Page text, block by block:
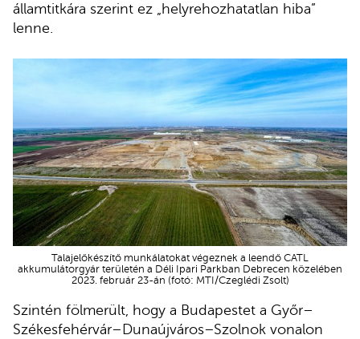
államtitkára szerint ez „helyrehozhatatlan hiba”
lenne.
Talajelőkészítő munkálatokat végeznek a leendő CATL
akkumulátorgyár területén a Déli Ipari Parkban Debrecen közelében
2023. február 23-án (fotó: MTI/Czeglédi Zsolt)
Szintén fölmerült, hogy a Budapestet a Győr–
Székesfehérvár–Dunaújváros–Szolnok vonalon